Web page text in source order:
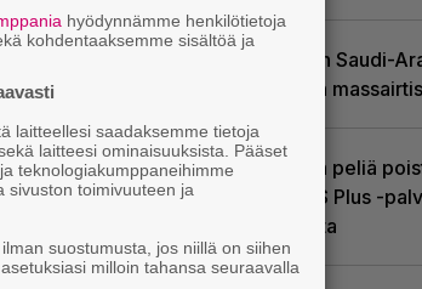
EA myytiin Saudi-
odotetaan
6
Yhdeksän peliä
kuussa PS Plus -
tarjonnasta
hyödynnämme henkilötietoja
kohdentaaksemme sisältöä ja
laitteellesi saadaksemme tietoja
laitteesi ominaisuuksista. Pääset
teknologiakumppaneihimme
sivuston toimivuuteen ja
suostumusta, jos niillä on siihen
milloin tahansa seuraavalla